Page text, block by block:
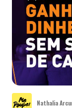
Nathalia